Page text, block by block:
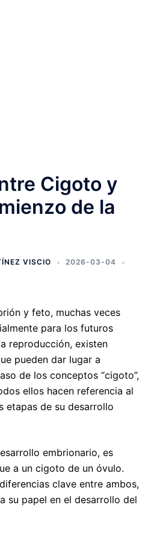
Cigoto y
de la
VISCIO
2026-03-04
y feto, muchas veces
para los futuros
reproducción, existen
pueden dar lugar a
de los conceptos “cigoto”,
ellos hacen referencia al
etapas de su desarrollo
embrionario, es
a un cigoto de un óvulo.
clave entre ambos,
su papel en el desarrollo del